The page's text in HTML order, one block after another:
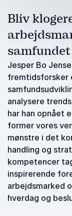
Bliv
samfundet
Jesper Bo
fremtidsforsker
analysere
har han opnået
former vores
mønstre i det
handling og
kompetencer
inspirerende
arbejdsmarked
hverdag og